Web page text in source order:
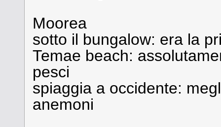
Moorea
sotto il bungalow: era la
Temae beach:
pesci
spiaggia a occidente:
anemoni